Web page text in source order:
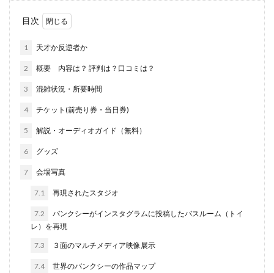
目次
1 天才か反逆者か
2 概要 内容は？ 評判は？口コミは？
3 混雑状況・所要時間
4 チケット(前売り券・当日券)
5 解説・オーディオガイド（無料）
6 グッズ
7 会場写真
7.1 再現されたスタジオ
7.2
バンクシーがインスタグラムに投稿したバスルーム（トイ
レ）を再現
7.3 ３面のマルチメディア映像展示
7.4 世界のバンクシーの作品マップ